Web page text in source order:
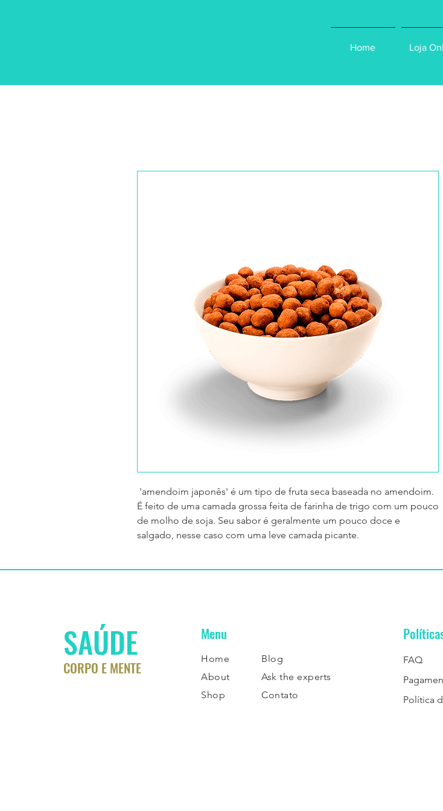
Home Loja
'amendoim japonês' é um tipo de fruta seca baseada no amendoim.
É feito de uma camada grossa feita de farinha de trigo com um pouco
de molho de soja. Seu sabor é geralmente um pouco doce e
salgado, nesse caso com uma leve camada picante.
SAÚDE
CORPO E MENTE
Menu
Home
About
Shop
Blog
Ask the experts
Contato
FAQ
Política